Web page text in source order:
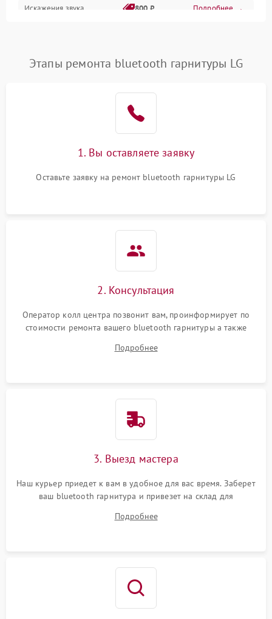
Искажения звука 800 ₽ Подробнее →
Сбой микрофона 800 ₽ Подробнее →
Этапы ремонта bluetooth гарнитуры LG
1. Вы оставляете заявку
Оставьте заявку на ремонт bluetooth гарнитуры LG
2. Консультация
Оператор колл центра позвонит вам, проинформирует по
стоимости ремонта вашего bluetooth гарнитуры а также
Подробнее
3. Выезд мастера
Наш курьер приедет к вам в удобное для вас время. Заберет
ваш bluetooth гарнитура и привезет на склад для
Подробнее